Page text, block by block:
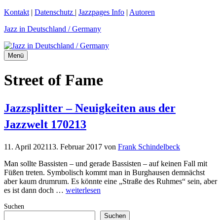
Zum
springen
Kontakt | Datenschutz | Jazzpages Info | Autoren
Jazz in Deutschland / Germany
Menü
Street of Fame
Jazzsplitter – Neuigkeiten aus der
Jazzwelt 170213
11. April 202113. Februar 2017 von Frank Schindelbeck
Man sollte Bassisten – und gerade Bassisten – auf keinen Fall mit
Füßen treten. Symbolisch kommt man in Burghausen demnächst
aber kaum drumrum. Es könnte eine „Straße des Ruhmes“ sein, aber
es ist dann doch … weiterlesen
Suchen
Suchen